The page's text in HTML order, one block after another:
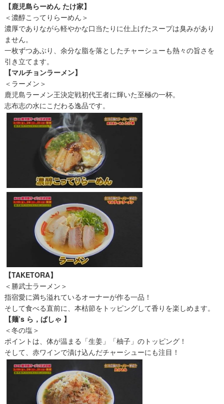
【鹿児島らーめん たけ家】
＜濃醇こってりらーめん＞
濃厚でありながら軽やかな口当たりに仕上げたスープは臭みがあり
ません。
一枚ずつあぶり、余分な脂を落としたチャーシューも熱々の旨さを
引き立てます。
【マルチョンラーメン】
＜ラーメン＞
鹿児島ラーメン王決定戦初代王者に輝いた至極の一杯。
志布志の水にこだわる逸品です。
【TAKETORA】
＜勝武士ラーメン＞
指宿愛に満ち溢れているオーナーが作る一品！
そして食べる直前に、本枯節をトッピングして香りを楽しめます。
【麺’s ら，ぱしゃ 】
＜冬の塩＞
ポイントは、体が温まる「生姜」「柚子」のトッピング！
そして、赤ワインで漬け込んだチャーシューにも注目！